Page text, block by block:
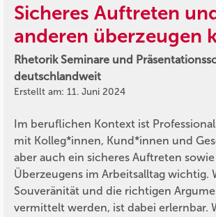
Sicheres Auftreten
anderen überzeugen
Rhetorik Seminare und
deutschlandweit
Erstellt am: 11. Juni 2024
Im beruflichen Kontext ist
mit Kolleg*innen, Kund*innen und
aber auch ein sicheres Auftreten
Überzeugens im Arbeitsalltag wichtig.
Souveränität und die richtigen
vermittelt werden, ist dabei erlernbar.